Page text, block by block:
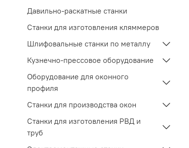
Давильно-раскатные станки
Станки для изготовления кляммеров
Шлифовальные станки по металлу
Кузнечно-прессовое оборудование
Оборудование для оконного
профиля
Станки для производства окон
Станки для изготовления РВД и
труб